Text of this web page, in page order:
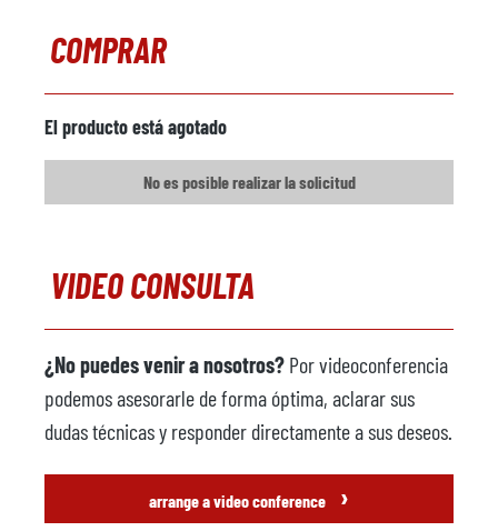
Cargador de metal
Fabricante
Modelo
Fabricante
Modelo
Año
Robot de fundición
no disponible
COMPRAR
El producto está agotado
No es posible realizar la solicitud
VIDEO CONSULTA
¿No puedes venir a nosotros? Por videoconferencia
podemos asesorarle de forma óptima, aclarar sus
dudas técnicas y responder directamente a sus deseos.
arrange a video conference ›